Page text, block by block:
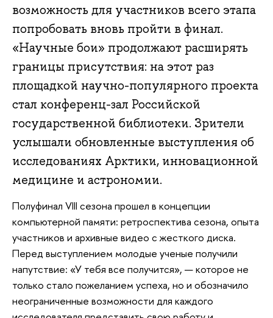
возможность для участников всего этапа
попробовать вновь пройти в финал.
«Научные бои» продолжают расширять
границы присутствия: на этот раз
площадкой научно-популярного проекта
стал конференц-зал Российской
государственной библиотеки. Зрители
услышали обновленные выступления об
исследованиях Арктики, инновационной
медицине и астрономии.
Полуфинал VIII сезона прошел в концепции
компьютерной памяти: ретроспектива сезона, опыта
участников и архивные видео с жесткого диска.
Перед выступлением молодые ученые получили
напутствие: «У тебя все получится», — которое не
только стало пожеланием успеха, но и обозначило
неограниченные возможности для каждого